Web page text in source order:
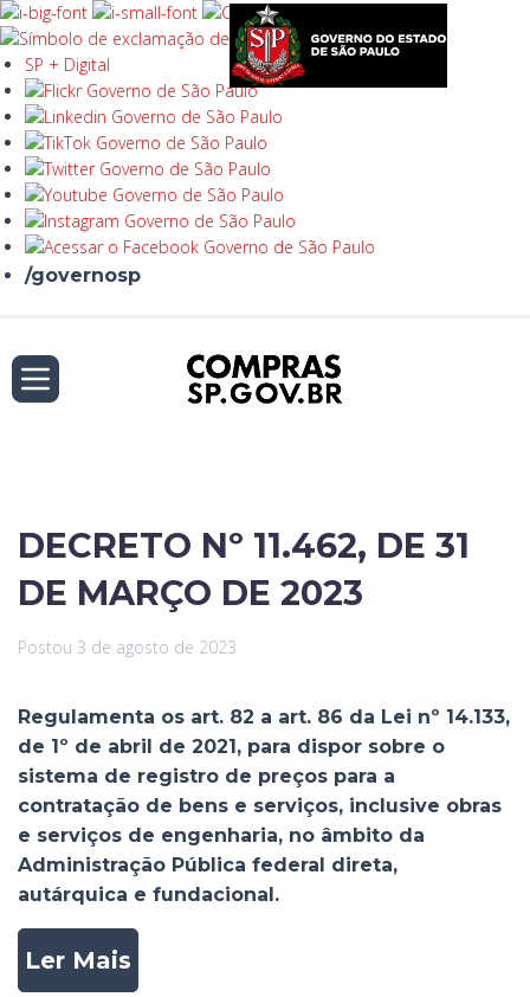
SP + Digital
/governosp
DECRETO Nº 11.462, DE 31
DE MARÇO DE 2023
Postou 3 de agosto de 2023
Regulamenta os art. 82 a art. 86 da Lei nº 14.133,
de 1º de abril de 2021, para dispor sobre o
sistema de registro de preços para a
contratação de bens e serviços, inclusive obras
e serviços de engenharia, no âmbito da
Administração Pública federal direta,
autárquica e fundacional.
Ler Mais